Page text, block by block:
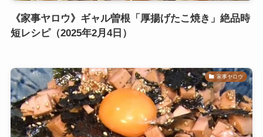
《家事ヤロウ》ギャル曽根「厚揚げたこ焼き」絶品時
短レシピ（2025年2月4日）
家事ヤロウ